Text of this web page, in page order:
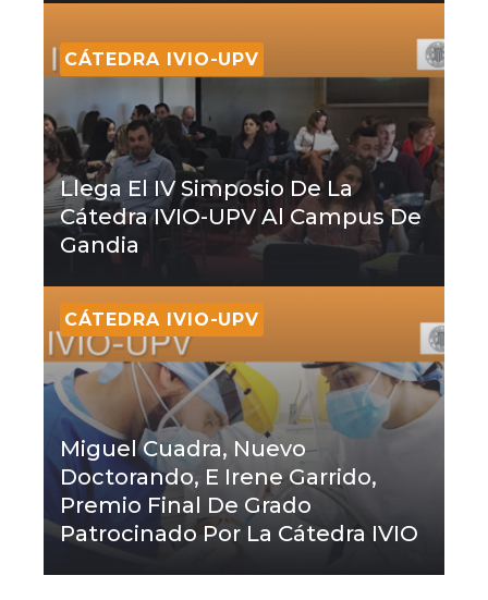
CÁTEDRA IVIO-UPV
Llega El IV Simposio De La
Cátedra IVIO-UPV Al Campus De
Gandia
CÁTEDRA IVIO-UPV
Miguel Cuadra, Nuevo
Doctorando, E Irene Garrido,
Premio Final De Grado
Patrocinado Por La Cátedra IVIO